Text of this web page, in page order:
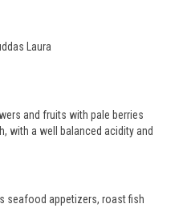
Laura
and fruits with pale berries
with a well balanced acidity and
seafood appetizers, roast fish